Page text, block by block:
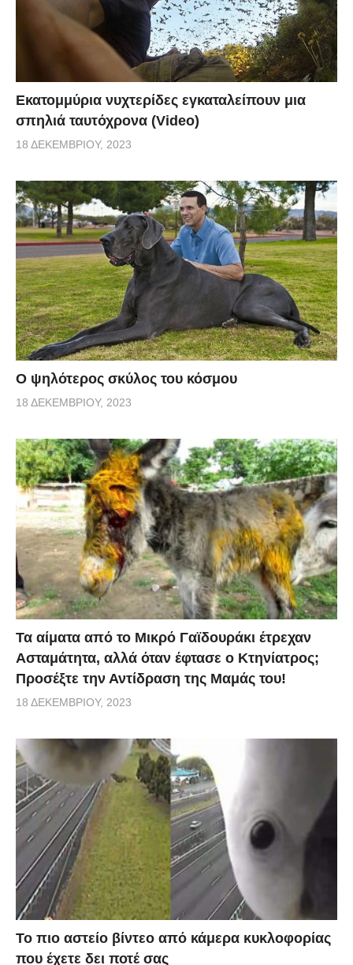
Εκατομμύρια νυχτερίδες εγκαταλείπουν μια
σπηλιά ταυτόχρονα (Video)
18 ΔΕΚΕΜΒΡΊΟΥ, 2023
Ο ψηλότερος σκύλος του κόσμου
18 ΔΕΚΕΜΒΡΊΟΥ, 2023
Τα αίματα από το Μικρό Γαϊδουράκι έτρεχαν
Ασταμάτητα, αλλά όταν έφτασε ο Κτηνίατρος;
Προσέξτε την Αντίδραση της Μαμάς του!
18 ΔΕΚΕΜΒΡΊΟΥ, 2023
Το πιο αστείο βίντεο από κάμερα κυκλοφορίας
που έχετε δει ποτέ σας